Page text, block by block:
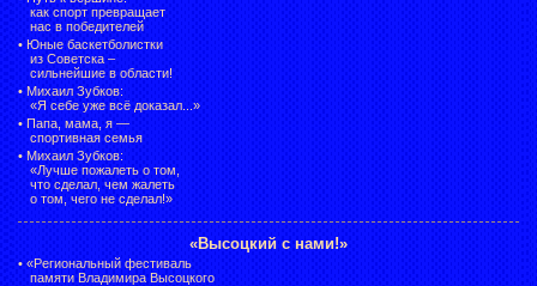
как спорт превращает
нас в победителей
• Юные баскетболистки
из Советска –
сильнейшие в области!
• Михаил Зубков:
«Я себе уже всё доказал...»
• Папа, мама, я —
спортивная семья
• Михаил Зубков:
«Лучше пожалеть о том,
что сделал, чем жалеть
о том, чего не сделал!»
«Высоцкий с нами!»
• «Региональный фестиваль
памяти Владимира Высоцкого